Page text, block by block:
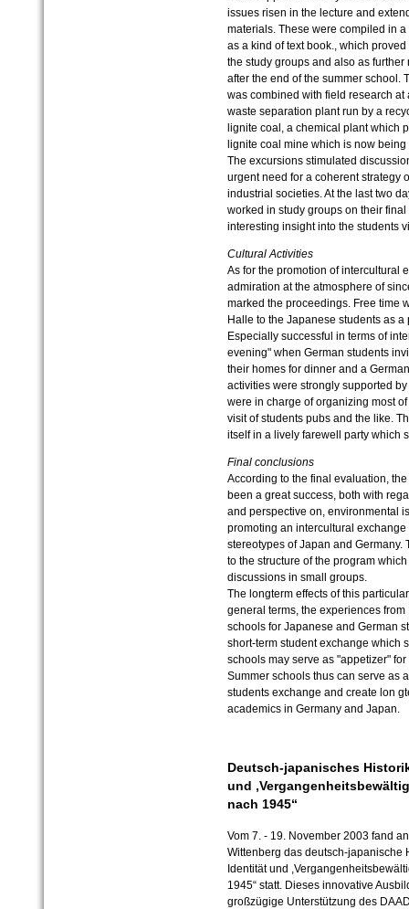
issues risen in the lecture and
materials. These were compiled in
as a kind of text book., which
the study groups and also as
after the end of the summer school.
was combined with field research
waste separation plant run by a
lignite coal, a chemical plant which
lignite coal mine which is now
The excursions stimulated
urgent need for a coherent strategy
industrial societies. At the last two
worked in study groups on their
interesting insight into the students
Cultural Activities
As for the promotion of intercultural
admiration at the atmosphere of
marked the proceedings. Free time
Halle to the Japanese students as
Especially successful in terms of
evening" when German students
their homes for dinner and a
activities were strongly supported
were in charge of organizing most
visit of students pubs and the like.
itself in a lively farewell party which
Final conclusions
According to the final evaluation,
been a great success, both with
and perspective on, environmental
promoting an intercultural
stereotypes of Japan and
to the structure of the program
discussions in small groups.
The longterm effects of this
general terms, the experiences
schools for Japanese and German
short-term student exchange which
schools may serve as "appetizer"
Summer schools thus can serve as
students exchange and create lon
academics in Germany and Japan.
Deutsch-japanisches
und
nach 1945“
Vom 7. - 19. November 2003 fand
Wittenberg das deutsch-japanische
Identität und
1945“ statt. Dieses innovative
großzügige Unterstützung des